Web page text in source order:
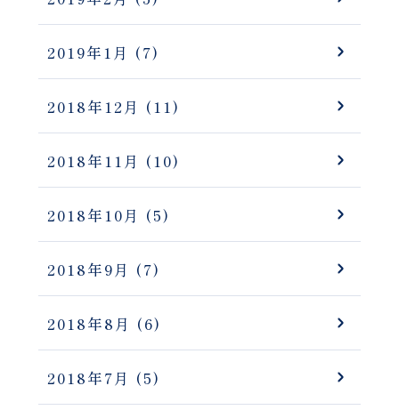
2019年1月 (7)
2018年12月 (11)
2018年11月 (10)
2018年10月 (5)
2018年9月 (7)
2018年8月 (6)
2018年7月 (5)